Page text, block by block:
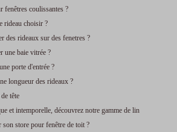
fenêtres coulissantes ?
rideau choisir ?
des rideaux sur des fenetres ?
une baie vitrée ?
porte d'entrée ?
longueur des rideaux ?
tête
et intemporelle, découvrez notre gamme de lin
store pour fenêtre de toit ?